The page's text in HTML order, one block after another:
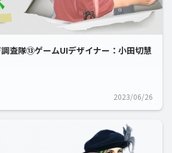
査隊⑬ゲームUIデザイナー：小田切慧
2023/06/26